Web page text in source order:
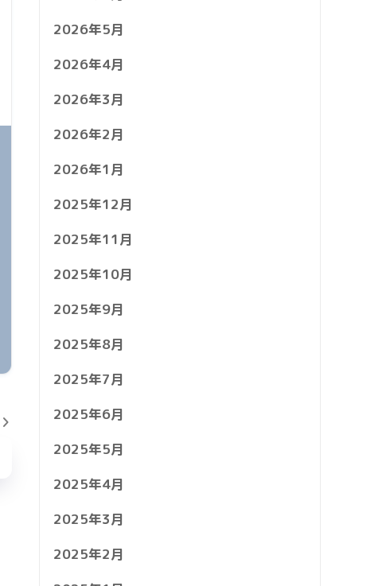
2026年5月
2026年4月
2026年3月
2026年2月
2026年1月
2025年12月
2025年11月
2025年10月
2025年9月
2025年8月
2025年7月
2025年6月
2025年5月
2025年4月
2025年3月
2025年2月